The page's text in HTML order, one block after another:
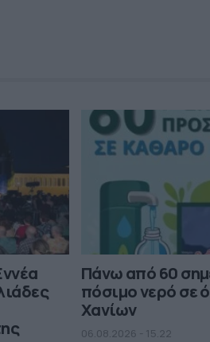
Πάνω από 60
πόσιμο νερό σε
Χανίων
06.08.2026 - 15.22